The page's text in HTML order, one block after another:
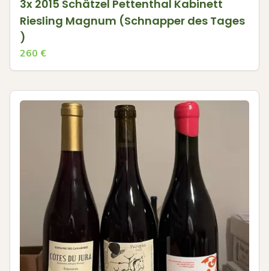
3x 2015 Schätzel Pettenthal Kabinett
Riesling Magnum (Schnapper des Tages
)
260 €